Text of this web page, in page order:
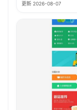
更新 2026-08-07